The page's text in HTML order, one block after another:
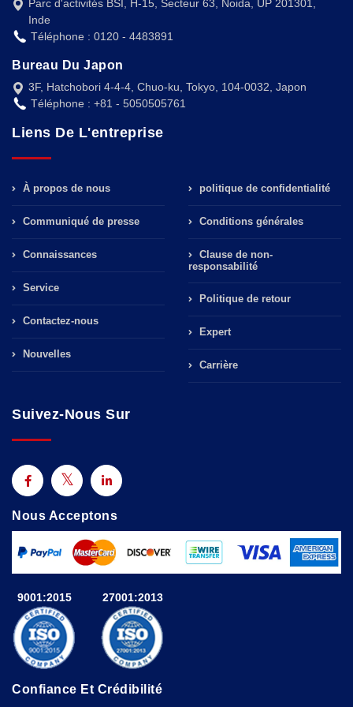
Parc d'activités BSI, H-15, Secteur 63, Noida, UP 201301,
Inde
Téléphone : 0120 - 4483891
Bureau Du Japon
3F, Hatchobori 4-4-4, Chuo-ku, Tokyo, 104-0032, Japon
Téléphone : +81 - 5050505761
Liens De L'entreprise
À propos de nous
Communiqué de presse
Connaissances
Service
Contactez-nous
Nouvelles
politique de confidentialité
Conditions générales
Clause de non-
responsabilité
Politique de retour
Expert
Carrière
Suivez-Nous Sur
Nous Acceptons
9001:2015 27001:2013
Confiance Et Crédibilité